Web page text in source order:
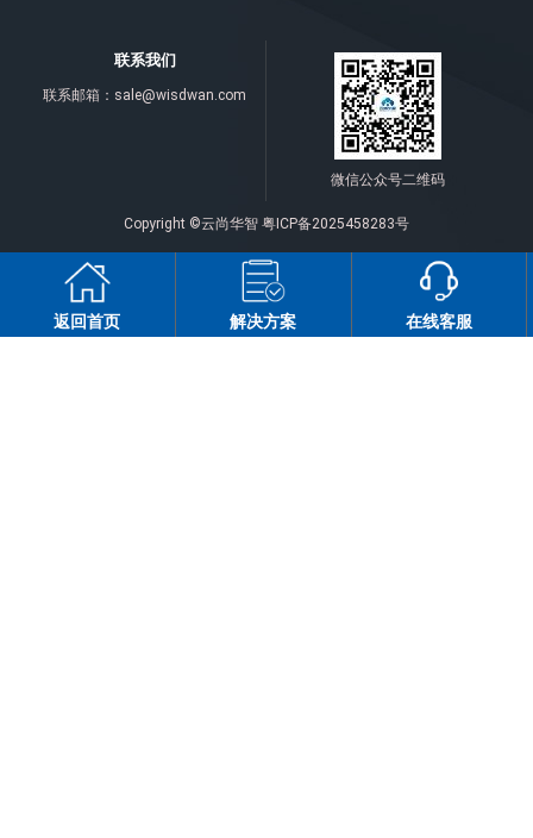
联系我们
联系邮箱： sale@wisdwan.com
微信公众号二维码
Copyright ©云尚华智 粤ICP备2025458283号
返回首页 解决方案 在线客服